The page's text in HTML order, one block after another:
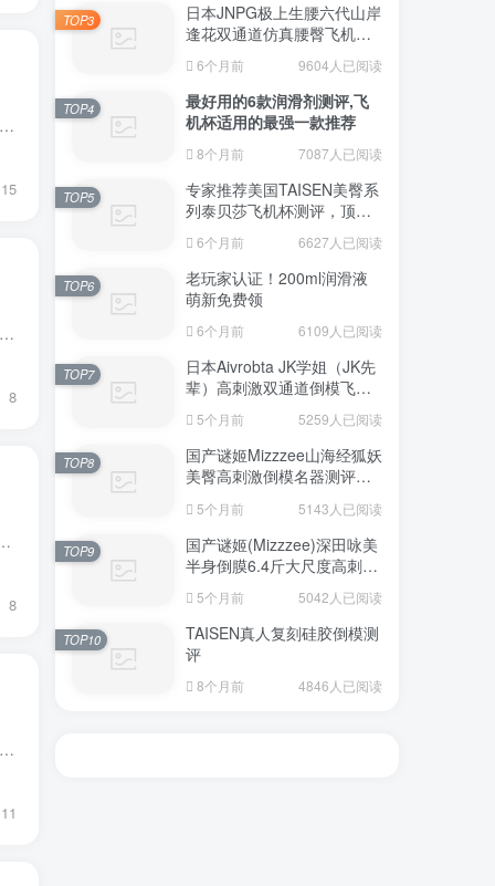
大家好，我是广州杯叔。今天这篇不推产品，专门聊飞机杯哪些不能买。做了这么多年测评，我见过了太多'踩坑'的案例。有些坑是新手必踩的，有些坑是贪便宜自找的。今天这篇低质量飞机杯黑名单，...
15
大家好，我是广州杯叔。今天要聊一个挺有意思的话题——飞机杯桌面收纳。你可能会问：这玩意还能放桌面上？能。而且如果会搭，不仅不尴尬，还能成为你桌搭的一部分。今天这篇高颜值飞机杯桌搭...
8
需求量最大的区间——后台数据显示，L1-L2购买力用户合计占比接近六成。但问题是，10...
8
大家好，我是广州杯叔。今天这篇有点不一样——不是我个人测评，而是飞机杯用户反馈汇总的整理。我把社区里大量真实用户的评价、反馈、长期使用心得做了汇总，给出一个基于飞机杯口碑排行榜的...
11
日本JNPG极上生腰六代山岸
逢花双通道仿真腰臀飞机杯
（半身款）测评适合追求极
致真实感的资深玩家
6个月前 9604人已阅读
TOP3
最好用的6款润滑剂测评,飞
机杯适用的最强一款推荐
8个月前 7087人已阅读
TOP4
专家推荐美国TAISEN美臀系
列泰贝莎飞机杯测评，顶级
品质带来极致享受!
6个月前 6627人已阅读
TOP5
老玩家认证！200ml润滑液
萌新免费领
6个月前 6109人已阅读
TOP6
日本Aivrobta JK学姐（JK先
辈）高刺激双通道倒模飞机
杯深度测评报告
5个月前 5259人已阅读
TOP7
国产谜姬Mizzzee山海经狐妖
美臀高刺激倒模名器测评报
5个月前 5143人已阅读
TOP8
国产谜姬(Mizzzee)深田咏美
半身倒膜6.4斤大尺度高刺激
5个月前 5042人已阅读
TOP9
TAISEN真人复刻硅胶倒模测
评
8个月前 4846人已阅读
TOP10